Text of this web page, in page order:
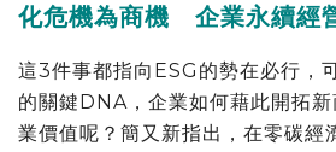
化危機為商機 企業永續經
這3件事都指向ESG的勢在必行，
的關鍵DNA，企業如何藉此開拓
業價值呢？簡又新指出，在零碳經